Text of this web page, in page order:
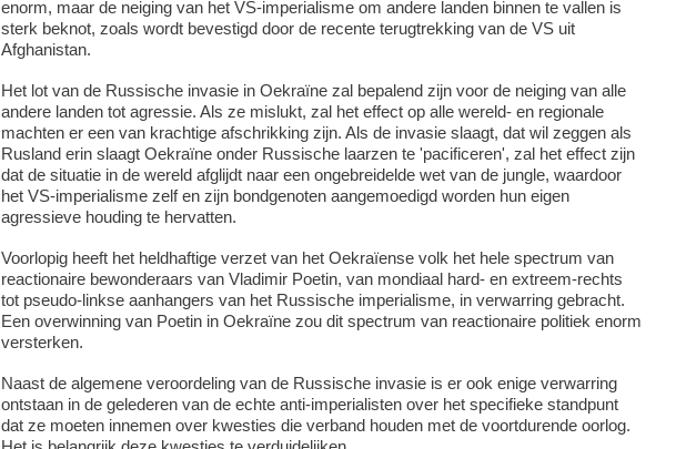
enorm, maar de neiging van het VS-imperialisme om andere landen binnen te vallen is
sterk beknot, zoals wordt bevestigd door de recente terugtrekking van de VS uit
Afghanistan.
Het lot van de Russische invasie in Oekraïne zal bepalend zijn voor de neiging van alle
andere landen tot agressie. Als ze mislukt, zal het effect op alle wereld- en regionale
machten er een van krachtige afschrikking zijn. Als de invasie slaagt, dat wil zeggen als
Rusland erin slaagt Oekraïne onder Russische laarzen te 'pacificeren', zal het effect zijn
dat de situatie in de wereld afglijdt naar een ongebreidelde wet van de jungle, waardoor
het VS-imperialisme zelf en zijn bondgenoten aangemoedigd worden hun eigen
agressieve houding te hervatten.
Voorlopig heeft het heldhaftige verzet van het Oekraïense volk het hele spectrum van
reactionaire bewonderaars van Vladimir Poetin, van mondiaal hard- en extreem-rechts
tot pseudo-linkse aanhangers van het Russische imperialisme, in verwarring gebracht.
Een overwinning van Poetin in Oekraïne zou dit spectrum van reactionaire politiek enorm
versterken.
Naast de algemene veroordeling van de Russische invasie is er ook enige verwarring
ontstaan in de gelederen van de echte anti-imperialisten over het specifieke standpunt
dat ze moeten innemen over kwesties die verband houden met de voortdurende oorlog.